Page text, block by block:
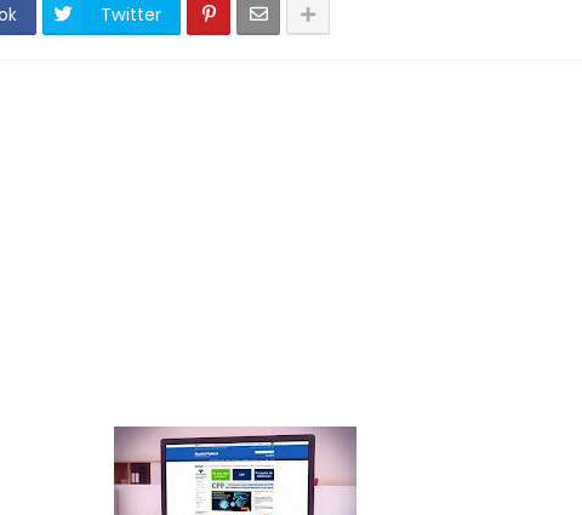
Resultado Mega da Virada 2025: veja os números sorteados para
Twitter